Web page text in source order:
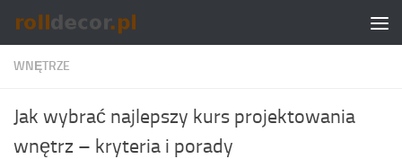
Skip to content
WNĘTRZE
Jak wybrać najlepszy kurs projektowania
wnętrz – kryteria i porady